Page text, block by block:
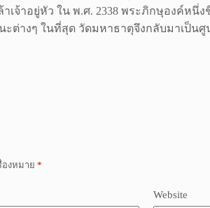
เจ้าอยู่หัว ใน พ.ศ. 2338 พระภิกษุองค์
างๆ ในที่สุด วัดมหาธาตุจึงกลับมาเป็นศู
องหมาย *
Website